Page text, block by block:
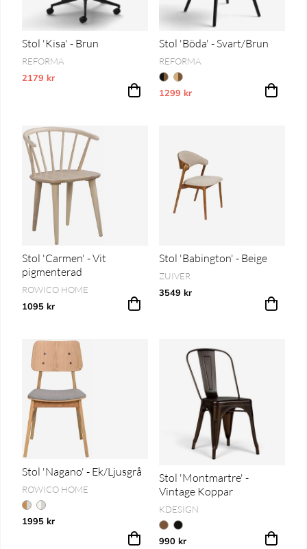
Stol 'Kisa' - Brun
REFORMA
2179 kr
Vårt lägsta pris 1-30 dagar innan prissänkning
Stol 'Böda' - Svart/Brun
REFORMA
1299 kr
Vårt lägsta pris 1-30 dagar innan
Stol 'Carmen' - Vit
pigmenterad
ROWICO HOME
1095 kr
Stol 'Babington' - Beige
ZUIVER
3549 kr
Stol 'Nagano' - Ek/Ljusgrå
ROWICO HOME
1995 kr
Stol 'Montmartre' -
Vintage Koppar
KDESIGN
990 kr